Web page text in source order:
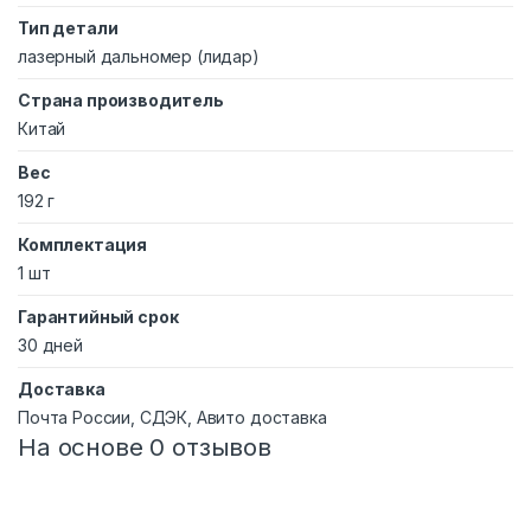
Тип детали
лазерный дальномер (лидар)
Страна производитель
Китай
Вес
192 г
Комплектация
1 шт
Гарантийный срок
30 дней
Доставка
Почта России, СДЭК, Авито доставка
На основе 0 отзывов